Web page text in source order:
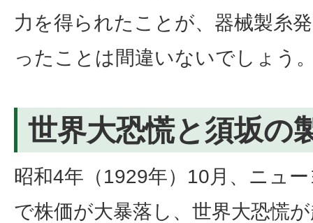
力を得られたことが、器械製糸
ったことは間違いないでしょう
世界大恐慌と須坂の
昭和4年（1929年）10月、ニュ
で株価が大暴落し、世界大恐慌